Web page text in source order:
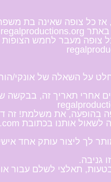
כל צופה שאינה בת
מעבר לחמש הצופות
אחרי תאריך זה, בבקשה
בהופעה, את משלמת! זה
לשאול אותנו בכתובת
לך ליצור עותק אחד
גניבה.
תאלצי לשלם עבור